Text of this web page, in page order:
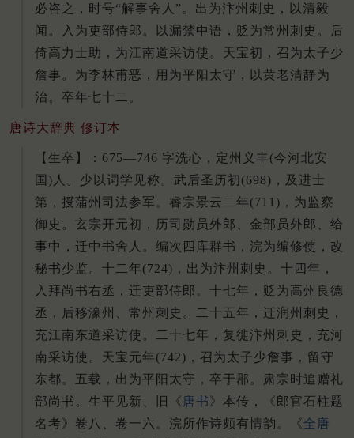
必咨之，时号“解事舍人”。 出为汴州刺史，以清毅
闻。
入为吏部侍郎。 以漏禁中语，贬为常州刺史。
后
倚高力士助，为江南道采访使。 天宝初，召为太子少
詹事。 为李林甫恶，用为平阳太守，以黄老清静为
治。 卒年七十二。
唐诗大辞典 修订本
【生卒】：675—746 字洗心，定州义丰(今河北安
国)人。少以词学见称。武后圣历初(698)，及进士
第，授蒲州司法参军。睿宗景云二年(711)，为监察
御史。玄宗开元初，历司勋员外郎、金部员外郎、给
事中，迁中书舍人。编次四库群书，浣为编修使，改
秘书少监。十二年(724)，出为汴州刺史。十四年，
入拜尚书右丞，迁吏部侍郎。十七年，贬为高州良德
丞，后移濠州、常州刺史。二十五年，迁润州刺史，
充江南东道采访使。二十七年，复徙汴州刺史，充河
南采访使。天宝元年(742)，召为太子少詹事，留守
东都。五载，出为平阳太守，卒于郡。肃宗时追赠礼
部尚书。生平见新、旧《 唐书》本传，《郎官石柱题
名考》卷八、卷一六。浣所作诗颇有情韵。《全唐